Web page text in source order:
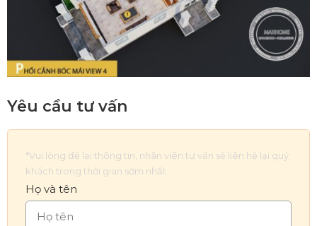
Yêu cầu tư vấn
*Vui lòng để lại thông tin, nhân viên tư vấn sẽ liên hệ lại quý
khách trong thời gian sớm nhất
Họ và tên